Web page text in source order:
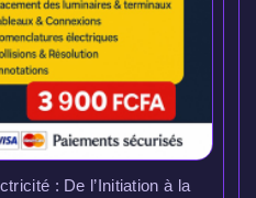
: De l’Initiation à la